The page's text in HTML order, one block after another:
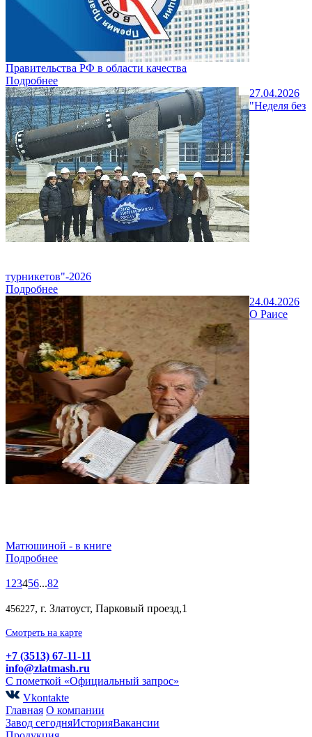
Правительства РФ в области качества
Подробнее
27.04.2026
"Неделя без
турникетов"-2026
Подробнее
24.04.2026
О Раисе
Матюшиной - в книге
Подробнее
1 23456...82
456227, г. Златоуст, Парковый проезд,1
Смотреть на карте
+7 (3513) 67-11-11
info@zlatmash.ru
С пометкой «Официальный запрос»
Vkontakte
Главная О компании
Завод сегодняИсторияВакансии